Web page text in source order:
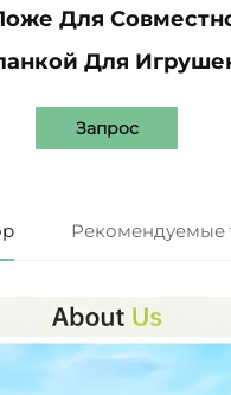
Для
Для
Запрос
Рекомендуемые